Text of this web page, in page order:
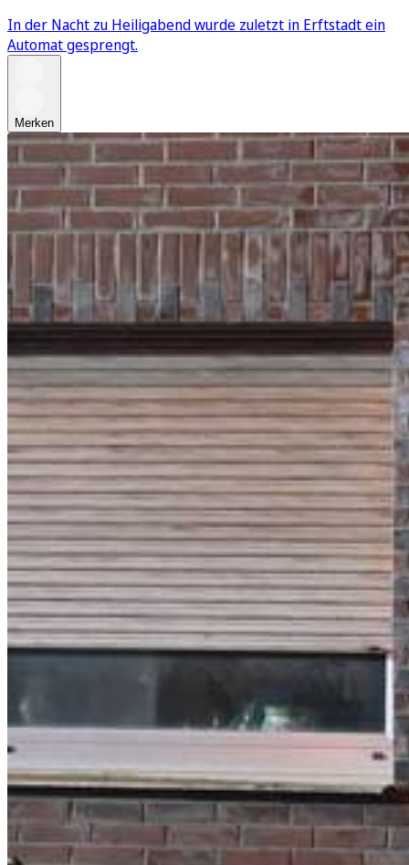
In der Nacht zu Heiligabend wurde zuletzt in Erftstadt ein
Automat gesprengt.
Merken